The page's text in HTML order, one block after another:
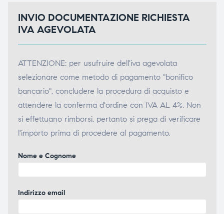
INVIO DOCUMENTAZIONE RICHIESTA
IVA AGEVOLATA
ATTENZIONE: per usufruire dell'iva agevolata
selezionare come metodo di pagamento "bonifico
bancario", concludere la procedura di acquisto e
attendere la conferma d'ordine con IVA AL 4%. Non
si effettuano rimborsi, pertanto si prega di verificare
l'importo prima di procedere al pagamento.
Nome e Cognome
Indirizzo email